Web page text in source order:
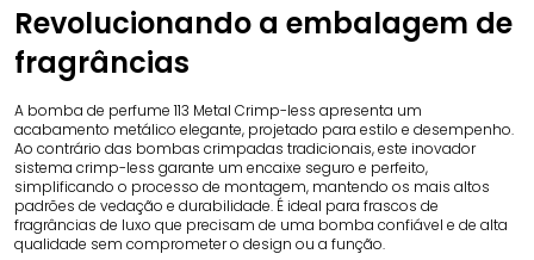
Revolucionando a embalagem de
fragrâncias
A bomba de perfume 113 Metal Crimp-less apresenta um
acabamento metálico elegante, projetado para estilo e desempenho.
Ao contrário das bombas crimpadas tradicionais, este inovador
sistema crimp-less garante um encaixe seguro e perfeito,
simplificando o processo de montagem, mantendo os mais altos
padrões de vedação e durabilidade. É ideal para frascos de
fragrâncias de luxo que precisam de uma bomba confiável e de alta
qualidade sem comprometer o design ou a função.